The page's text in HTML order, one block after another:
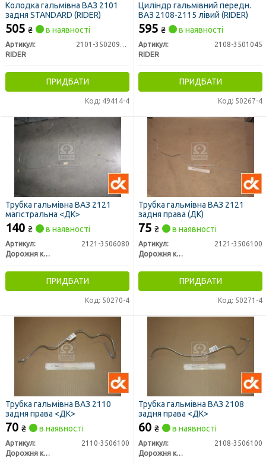
Колодка гальмівна ВАЗ 2101
задня STANDARD (RIDER)
505 ₴ в наявності
Артикул:
2101-3502090st
RIDER
ПРИДБАТИ
Код: 49414-4
Циліндр гальмівний передн.
ВАЗ 2108-2115 лівий (RIDER)
595 ₴ в наявності
Артикул:
2108-3501045
RIDER
ПРИДБАТИ
Код: 50267-4
Трубка гальмівна ВАЗ 2121
магістральна <ДК>
140 ₴ в наявності
Артикул:
2121-3506080
Дорожня карта
ПРИДБАТИ
Код: 50270-4
Трубка гальмівна ВАЗ 2121
задня права (ДК)
75 ₴ в наявності
Артикул:
2121-3506100
Дорожня карта
ПРИДБАТИ
Код: 50271-4
Трубка гальмівна ВАЗ 2110
задня права <ДК>
70 ₴ в наявності
Артикул:
2110-3506100
Дорожня карта
Трубка гальмівна ВАЗ 2108
задня права <ДК>
60 ₴ в наявності
Артикул:
2108-3506100
Дорожня карта